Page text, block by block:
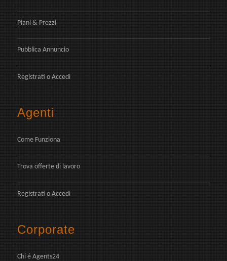
Piani & Prezzi
Pubblica Annuncio
Registrati o Accedi
Agenti
Come Funziona
Trova offerte di lavoro
Registrati o Accedi
Corporate
Chi é Agents24